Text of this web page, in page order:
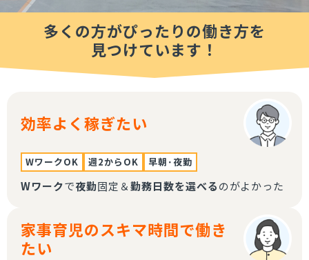
多くの方がぴったりの働き方を
見つけています！
効率よく稼ぎたい
WワークOK 週2からOK 早朝･夜勤
Wワークで夜勤固定＆勤務日数を選べるのがよかった
家事育児のスキマ時間で働き
たい